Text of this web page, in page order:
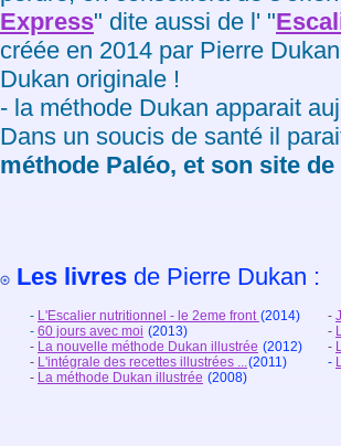
Express" dite aussi de l' "
créée en 2014 par Pierre
Dukan originale !
- la méthode Dukan apparait
Dans un soucis de santé il
méthode Paléo, et son site
Les livres de Pierre Dukan :
- L'Escalier nutritionnel - le 2eme front (2014)
- 60 jours avec moi (2013)
- La nouvelle méthode Dukan illustrée (2012)
- L'intégrale des recettes illustrées ...(2011)
- La méthode Dukan illustrée (2008)
-
-
-
-